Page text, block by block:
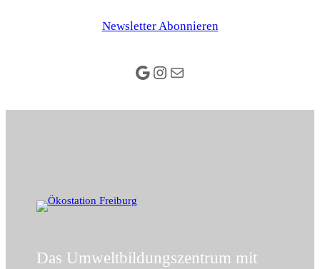
Newsletter Abonnieren
Google
Instagram
E-Mail
Das Umweltbildungszentrum mit